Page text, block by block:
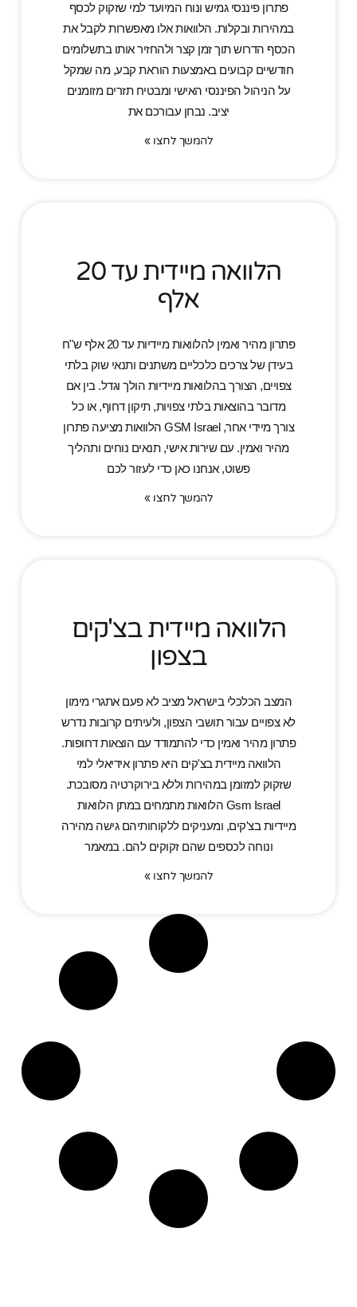
פתרון פיננסי גמיש ונוח המיועד למי שזקוק לכסף
במהירות ובקלות. הלוואות אלו מאפשרות לקבל את
הכסף הדרוש תוך זמן קצר ולהחזיר אותו בתשלומים
חודשיים קבועים באמצעות הוראת קבע, מה שמקל
על הניהול הפיננסי האישי ומבטיח תזרים מזומנים
יציב. נבחן עבורכם את
להמשך לחצו »
הלוואה מיידית עד 20
אלף
פתרון מהיר ואמין להלוואות מיידיות עד 20 אלף ש"ח
בעידן של צרכים כלכליים משתנים ותנאי שוק בלתי
צפויים, הצורך בהלוואות מיידיות הולך וגדל. בין אם
מדובר בהוצאות בלתי צפויות, תיקון דחוף, או כל
צורך מיידי אחר, GSM Israel הלוואות מציעה פתרון
מהיר ואמין. עם שירות אישי, תנאים נוחים ותהליך
פשוט, אנחנו כאן כדי לעזור לכם
להמשך לחצו »
הלוואה מיידית בצ'קים
בצפון
המצב הכלכלי בישראל מציב לא פעם אתגרי מימון
לא צפויים עבור תושבי הצפון, ולעיתים קרובות נדרש
פתרון מהיר ואמין כדי להתמודד עם הוצאות דחופות.
הלוואה מיידית בצ'קים היא פתרון אידיאלי למי
שזקוק למזומן במהירות וללא בירוקרטיה מסובכת.
Gsm Israel הלוואות מתמחים במתן הלוואות
מיידיות בצ'קים, ומעניקים ללקוחותיהם גישה מהירה
ונוחה לכספים שהם זקוקים להם. במאמר
להמשך לחצו »